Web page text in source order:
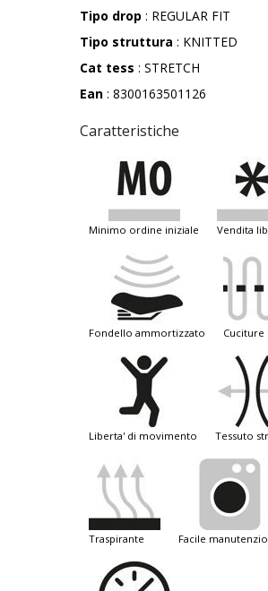
Tipo drop : REGULAR FIT
Tipo struttura : KNITTED
Cat tess : STRETCH
Ean : 8300163501126
Caratteristiche
minimo ordine iniziale vendita
fondello ammortizzato
liberta' di movimento tessuto
traspirante facile